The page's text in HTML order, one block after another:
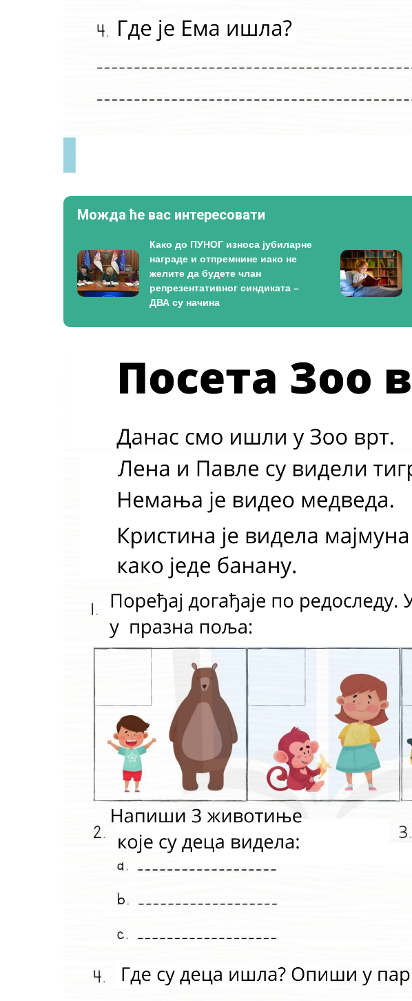
Можда ће вас интересовати
Како до ПУНОГ износа јубиларне
награде и отпремнине иако не
желите да будете члан
репрезентативног синдиката –
ДВА су начина